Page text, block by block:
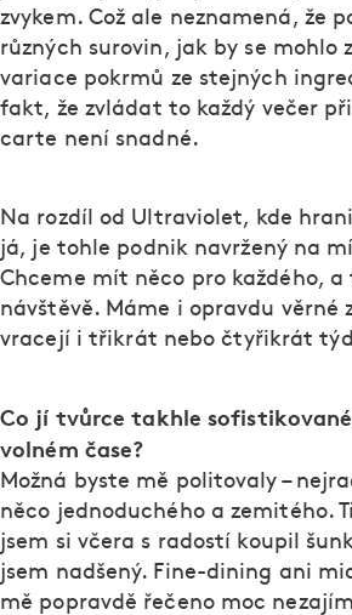
zvykem. Což ale neznamená, že
různých surovin, jak by se mohlo
variace pokrmů ze stejných
fakt, že zvládat to každý večer
carte není snadné.
Na rozdíl od Ultraviolet, kde
já, je tohle podnik navržený na
Chceme mít něco pro každého, a
návštěvě. Máme i opravdu věrné
vracejí i třikrát nebo čtyřikrát
Co jí tvůrce takhle
volném čase?
Možná byste mě politovaly –
něco jednoduchého a zemitého.
jsem si včera s radostí koupil
jsem nadšený. Fine-dining ani
mě popravdě řečeno moc